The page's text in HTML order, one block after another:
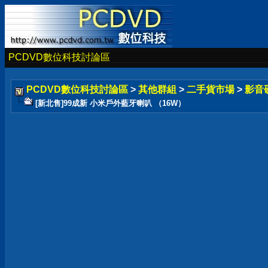
PCDVD數位科技討論區
PCDVD數位科技討論區 > 其他群組 > 二手貨市場 > 影音
[新北售]99成新 小米戶外藍牙喇叭 （16W）